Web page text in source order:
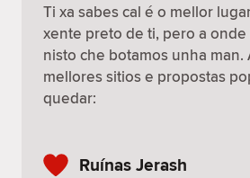
Ti xa sabes cal é o mellor
xente preto de ti, pero a onde
nisto che botamos unha man.
mellores sitios e propostas
quedar:
Ruínas Jerash